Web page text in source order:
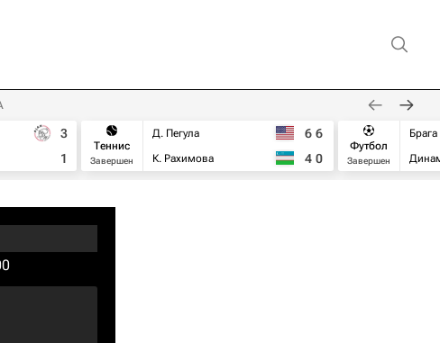
3
1
Теннис
Завершен
Д. Пегула
К. Рахимова
6 6
4 0
Футбол
Завершен
Брага